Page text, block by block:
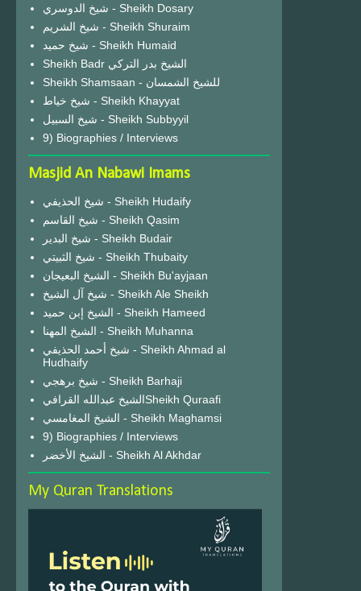
شيخ الدوسري - Sheikh Dosary
شيخ الشريم - Sheikh Shuraim
شيخ حميد - Sheikh Humaid
Sheikh Badr الشيخ بدر التركي
Sheikh Shamsaan - للشيخ الشمسان
شيخ خياط - Sheikh Khayyat
شيخ السبيل - Sheikh Subbyyil
9) Biographies / Interviews
Masjid An Nabawi Imams
شيخ الحذيفي - Sheikh Hudaify
شيخ القاسم - Sheikh Qasim
شيخ البدير - Sheikh Budair
شيخ الثبيتي - Sheikh Thubaity
الشيخ البعيجان - Sheikh Bu'ayjaan
شيخ آل الشيخ - Sheikh Ale Sheikh
الشيخ إبن حميد - Sheikh Hameed
الشيخ المهنا - Sheikh Muhanna
شيخ أحمد الحذيفي - Sheikh Ahmad al
Hudhaify
شيخ برهجي - Sheikh Barhaji
الشيخ عبدالله القرافيSheikh Quraafi
الشيخ المغامسي - Sheikh Maghamsi
9) Biographies / Interviews
الشيخ الأخضر - Sheikh Al Akhdar
My Quran Translations